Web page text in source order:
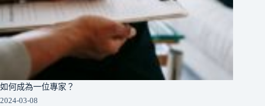
如何成為一位專家？
2024-03-08